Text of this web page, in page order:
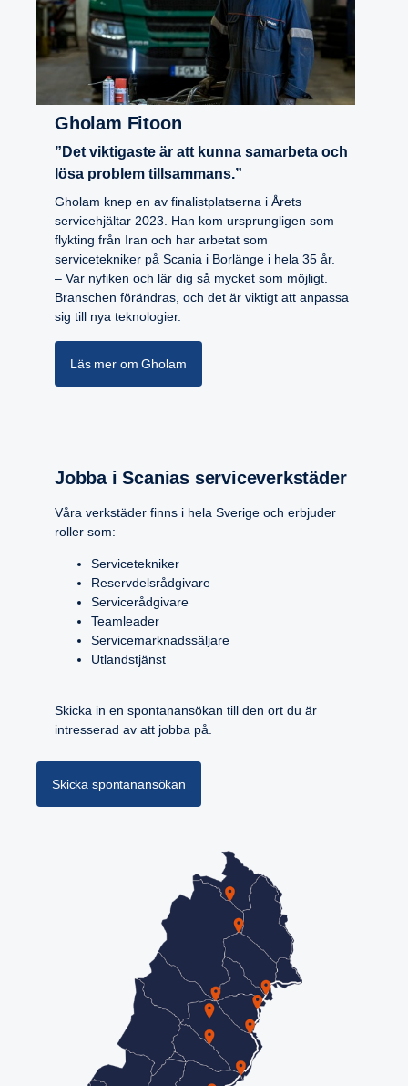
Gholam Fitoon
”Det viktigaste är att kunna samarbeta och
lösa problem tillsammans.”
Gholam knep en av finalistplatserna i Årets
servicehjältar 2023. Han kom ursprungligen som
flykting från Iran och har arbetat som
servicetekniker på Scania i Borlänge i hela 35 år.
– Var nyfiken och lär dig så mycket som möjligt.
Branschen förändras, och det är viktigt att anpassa
sig till nya teknologier.
Läs mer om Gholam
Jobba i Scanias service­verk­städer
Våra verkstäder finns i hela Sverige och erbjuder
roller som:
Servicetekniker
Reservdelsrådgivare
Servicerådgivare
Teamleader
Servicemarknadssäljare
Utlandstjänst
Skicka in en spontanansökan till den ort du är
intresserad av att jobba på.
Skicka spontanansökan